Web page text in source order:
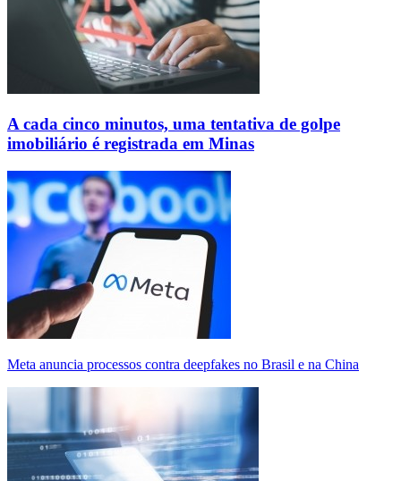
A cada cinco minutos, uma tentativa de golpe
imobiliário é registrada em Minas
Meta anuncia processos contra deepfakes no Brasil e na China